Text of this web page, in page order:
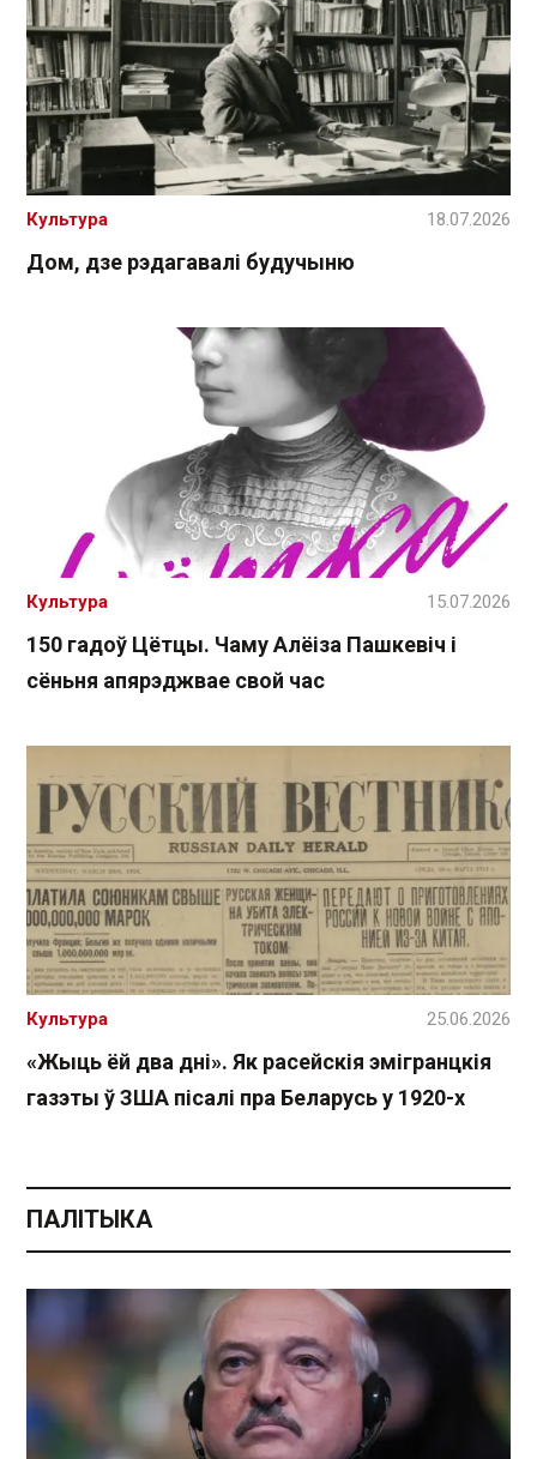
Дом, дзе рэдагавалі будучыню
Культура 18.07.2026
150 гадоў Цётцы. Чаму Алёіза Пашкевіч і
сёньня апярэджвае свой час
Культура 15.07.2026
«Жыць ёй два дні». Як расейскія эмігранцкія
газэты ў ЗША пісалі пра Беларусь у 1920-х
Культура 25.06.2026
ПАЛІТЫКА